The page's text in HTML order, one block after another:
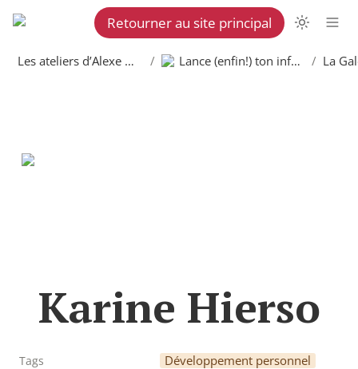
Retourner au site principal
Les ateliers d’Alexe Martel / Lance (enfin!) ton infolettre /
Karine Hierso
Tags
Développement personnel